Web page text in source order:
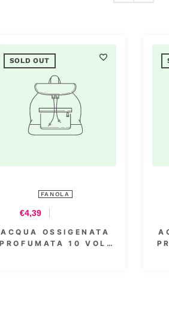
SOLD OUT
FANOLA
€8,54
ACQUA OSSIGENATA
PROFUMATA 30 VOL.